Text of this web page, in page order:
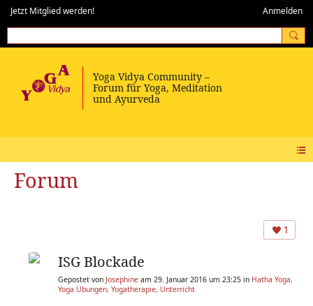
Jetzt Mitglied werden! Anmelden
Forum
1
ISG Blockade
Gepostet von Josephine am 29. Januar 2016 um 23:25 in Hatha Yoga,
Yoga Übungen, Yogatherapie, Unterricht